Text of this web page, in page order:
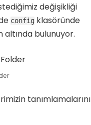
değişikliği
config klasöründe
altında bulunuyor.
tanımlamalarını